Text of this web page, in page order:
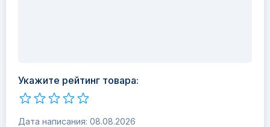
Укажите рейтинг товара:
Дата написания: 08.08.2026